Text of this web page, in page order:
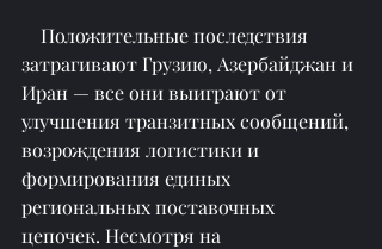
затрагивают Грузию, Азербайджан и
Иран — все они выиграют от
улучшения транзитных сообщений,
возрождения логистики и
формирования единых
региональных поставочных
цепочек. Несмотря на